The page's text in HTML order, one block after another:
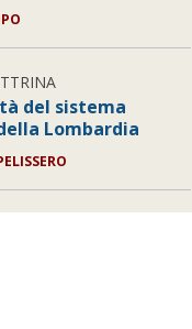
del sistema
Lombardia